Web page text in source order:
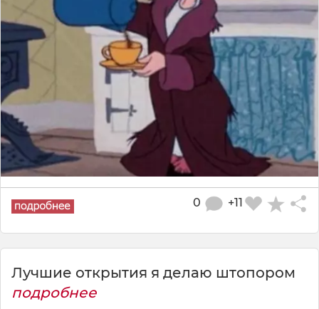
+11
0
Лучшие открытия я делаю штопором
подробнее